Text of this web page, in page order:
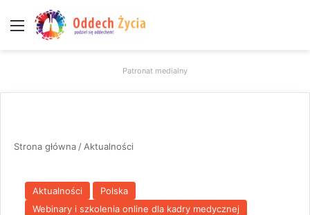
Menu
Patronat medialny
Strona główna / Aktualności
Aktualności
Polska
Webinary i szkolenia online dla kadry medycznej